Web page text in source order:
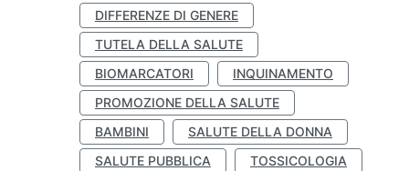
DIFFERENZE DI GENERE
TUTELA DELLA SALUTE
BIOMARCATORI
INQUINAMENTO
PROMOZIONE DELLA SALUTE
BAMBINI
SALUTE DELLA DONNA
SALUTE PUBBLICA
TOSSICOLOGIA